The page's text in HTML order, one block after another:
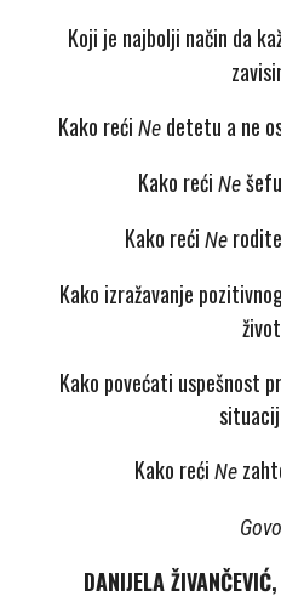
Koji je najbolji način da
Kako reći Ne detetu a ne
Kako reći Ne
Kako reći Ne
Kako izražavanje
Kako povećati uspešnost
Kako reći Ne
DANIJELA ŽIVANČEVIĆ,